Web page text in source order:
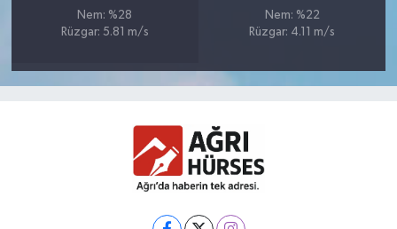
Nem: %28
Rüzgar: 5.81 m/s
Nem: %22
Rüzgar: 4.11 m/s